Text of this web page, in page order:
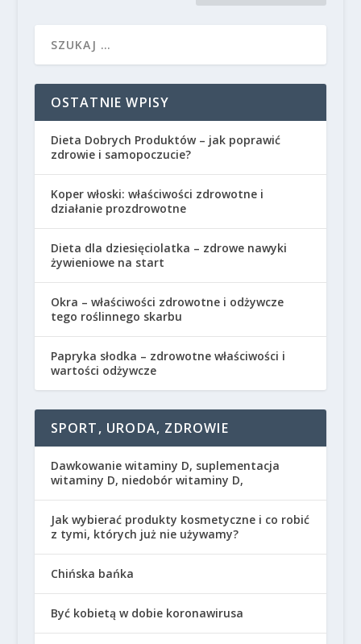
OSTATNIE WPISY
Dieta Dobrych Produktów – jak poprawić
zdrowie i samopoczucie?
Koper włoski: właściwości zdrowotne i
działanie prozdrowotne
Dieta dla dziesięciolatka – zdrowe nawyki
żywieniowe na start
Okra – właściwości zdrowotne i odżywcze
tego roślinnego skarbu
Papryka słodka – zdrowotne właściwości i
wartości odżywcze
SPORT, URODA, ZDROWIE
Dawkowanie witaminy D, suplementacja
witaminy D, niedobór witaminy D,
Jak wybierać produkty kosmetyczne i co robić
z tymi, których już nie używamy?
Chińska bańka
Być kobietą w dobie koronawirusa